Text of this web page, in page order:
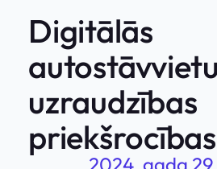
Digitālās
autostāvvietu
uzraudzības
priekšrocības